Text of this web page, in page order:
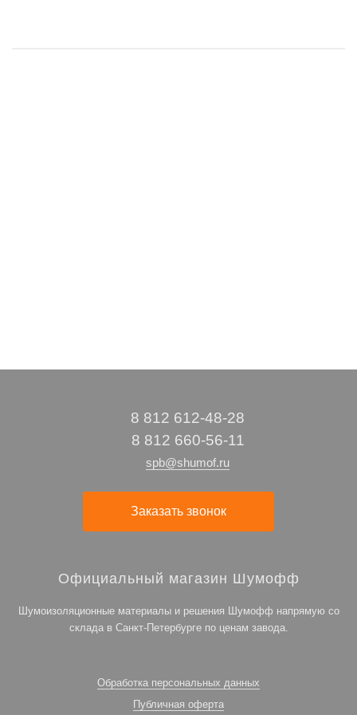
8 812 612-48-28
8 812 660-56-11
spb@shumof.ru
Заказать звонок
Официальный магазин Шумофф
Шумоизоляционные материалы и решения Шумофф напрямую со
склада в Санкт-Петербурге по ценам завода.
Обработка персональных данных
Публичная оферта